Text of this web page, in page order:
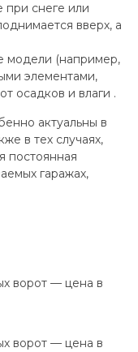
при снеге или
вверх, а
модели (например,
элементами,
осадков и влаги .
актуальны в
в тех случаях,
постоянная
гаражах,
ворот — цена в
ворот — цена в